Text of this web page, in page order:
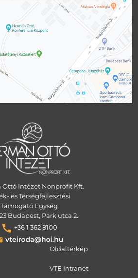
Ottó Intézet Nonprofit Kft.
és Térségfejlesztési
Támogató Egység
Budapest, Park utca 2.
+36 1 362 8100
Oldaltérkép
VTE Intranet